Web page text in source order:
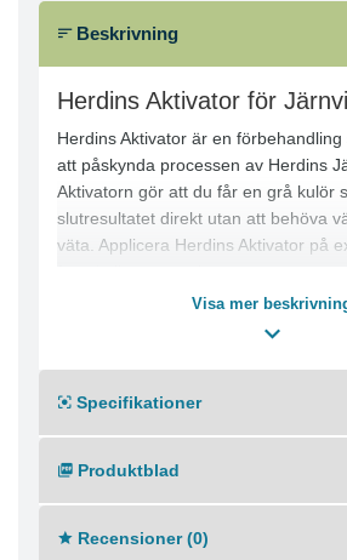
Beskrivning
Herdins Aktivator för
Herdins Aktivator är en
att påskynda processen av Herdins
Aktivatorn gör att du får en grå kulör
slutresultatet direkt utan att behöva
väta. Applicera Herdins Aktivator på
beroende på träets sugförmåga.
Passande underlag:
Förpackning:
Kapsel, 20 gram.
Visa mer
Specifikationer
Produktblad
Recensioner (0)